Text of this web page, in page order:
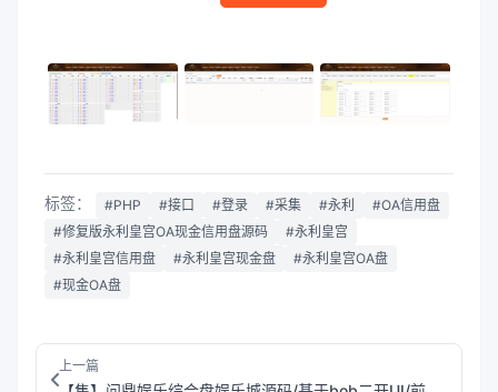
标签： #PHP #接口 #登录 #采集 #永利
#OA信用盘
#修复版永利皇宫OA现金信用盘源码
#永利皇宫
#永利皇宫信用盘
#永利皇宫现金盘
#永利皇宫OA盘
#现金OA盘
上一篇